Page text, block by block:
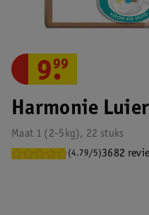
Harmonie
Maat 1 (2-5kg), 22 stuks
(4.79/5)3682
9.
99